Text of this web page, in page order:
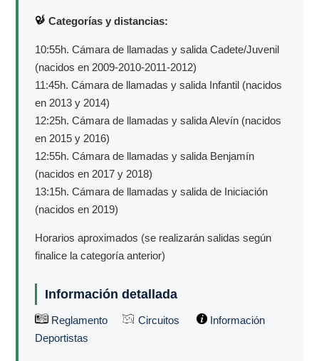
Categorías y distancias:
10:55h. Cámara de llamadas y salida Cadete/Juvenil
(nacidos en 2009-2010-2011-2012)
11:45h. Cámara de llamadas y salida Infantil (nacidos
en 2013 y 2014)
12:25h. Cámara de llamadas y salida Alevín (nacidos
en 2015 y 2016)
12:55h. Cámara de llamadas y salida Benjamín
(nacidos en 2017 y 2018)
13:15h. Cámara de llamadas y salida de Iniciación
(nacidos en 2019)
Horarios aproximados (se realizarán salidas según
finalice la categoría anterior)
Información detallada
Reglamento Circuitos
Información
Deportistas